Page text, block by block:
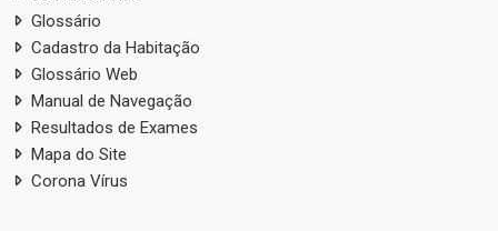
Glossário
Cadastro da Habitação
Glossário Web
Manual de Navegação
Resultados de Exames
Mapa do Site
Corona Vírus